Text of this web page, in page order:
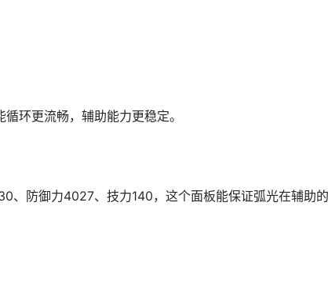
环更流畅，辅助能力更稳定。
、防御力4027、技力140，这个面板能保证弧光在辅助